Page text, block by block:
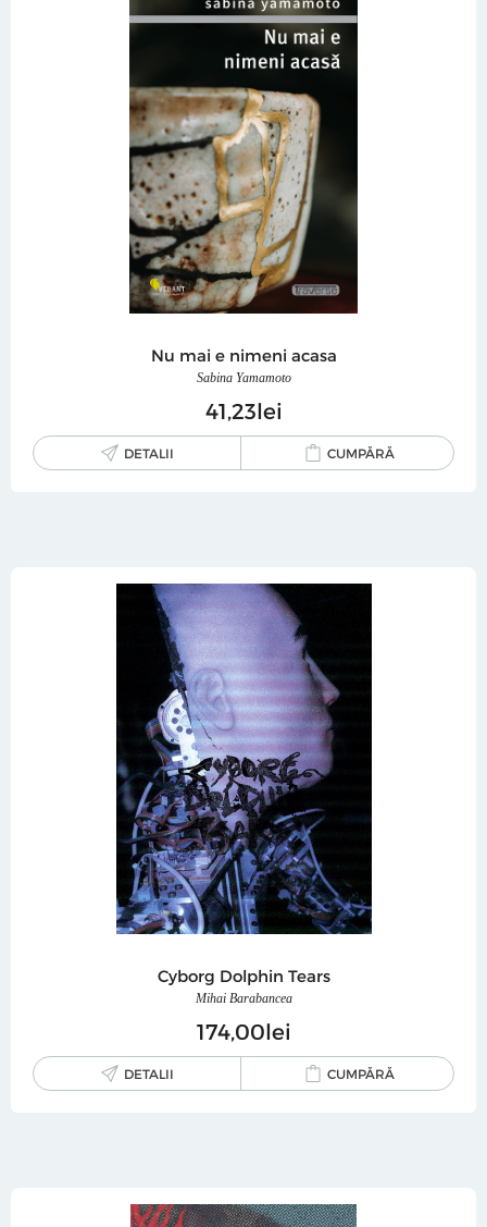
Nu mai e nimeni acasa
Sabina Yamamoto
41 23lei
DETALII CUMPĂRĂ
Cyborg Dolphin Tears
Mihai Barabancea
17400lei
DETALII CUMPĂRĂ